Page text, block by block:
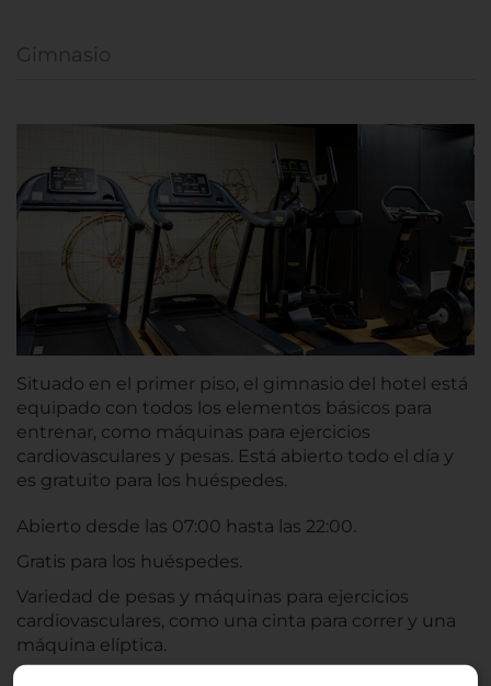
Gimnasio
Situado en el primer piso, el gimnasio del hotel está
equipado con todos los elementos básicos para
entrenar, como máquinas para ejercicios
cardiovasculares y pesas. Está abierto todo el día y
es gratuito para los huéspedes.
Abierto desde las 07:00 hasta las 22:00.
Gratis para los huéspedes.
Variedad de pesas y máquinas para ejercicios
cardiovasculares, como una cinta para correr y una
máquina elíptica.